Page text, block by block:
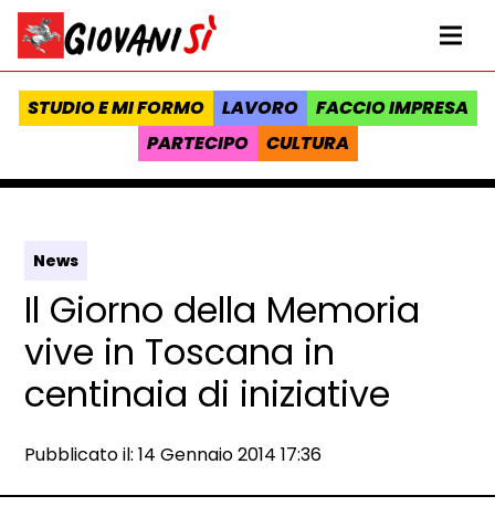
Vai al contenuto
Homepage Giovanisì - Progetto della Regione Toscana
STUDIO E MI FORMO LAVORO
FACCIO IMPRESA
PARTECIPO
CULTURA
News
Il Giorno della Memoria
vive in Toscana in
centinaia di iniziative
Data e ora:
Pubblicato il: 14 Gennaio 2014 17:36